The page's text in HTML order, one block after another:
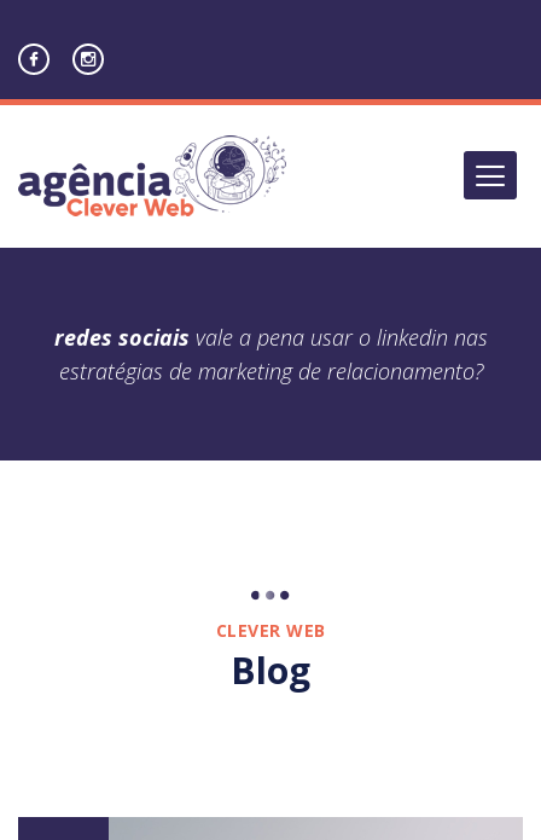
redes sociais vale a pena usar o linkedin nas
estratégias de marketing de relacionamento?
CLEVER WEB
Blog